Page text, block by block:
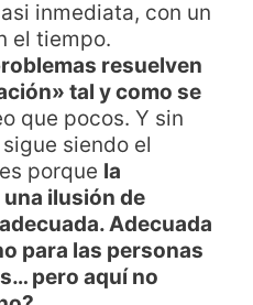
inmediata, con un
el tiempo.
resuelven
tal y como se
que pocos. Y sin
siendo el
porque la
ilusión de
Adecuada
para las personas
pero aquí no